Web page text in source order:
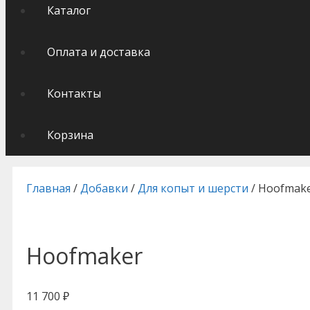
Каталог
Оплата и доставка
Контакты
Корзина
Главная /Добавки /Для копыт и шерсти /
Hoofmaker
11 700 ₽